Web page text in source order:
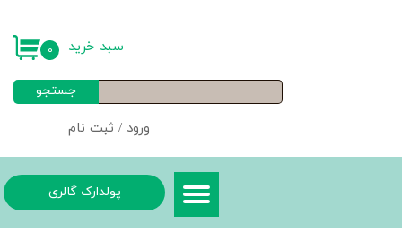
ورود / ثبت نام
خروج از حساب کاربری
جستجو
۰ سبد خرید
پولدارک گالری